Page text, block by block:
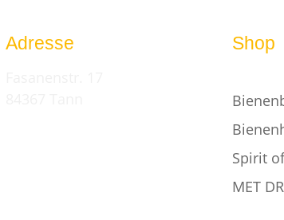
Adresse Shop
Spirit
MET